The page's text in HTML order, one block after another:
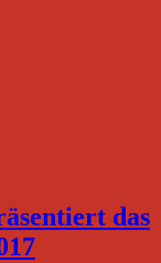
das